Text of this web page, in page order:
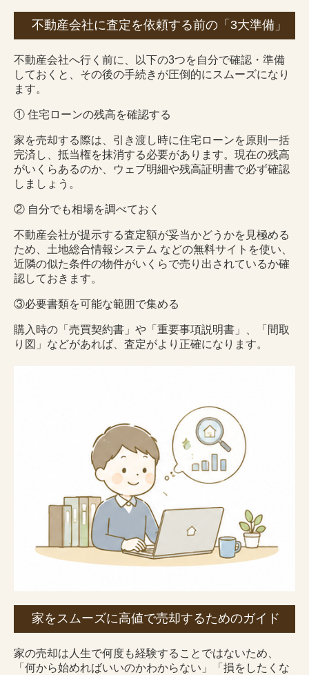
不動産会社に査定を依頼する前の「3大準備」
不動産会社へ行く前に、以下の3つを自分で確認・準備
しておくと、その後の手続きが圧倒的にスムーズになり
ます。
① 住宅ローンの残高を確認する
家を売却する際は、引き渡し時に住宅ローンを原則一括
完済し、抵当権を抹消する必要があります。現在の残高
がいくらあるのか、ウェブ明細や残高証明書で必ず確認
しましょう。
② 自分でも相場を調べておく
不動産会社が提示する査定額が妥当かどうかを見極める
ため、土地総合情報システム などの無料サイトを使い、
近隣の似た条件の物件がいくらで売り出されているか確
認しておきます。
③必要書類を可能な範囲で集める
購入時の「売買契約書」や「重要事項説明書」、「間取
り図」などがあれば、査定がより正確になります。
家をスムーズに高値で売却するためのガイド
家の売却は人生で何度も経験することではないため、
「何から始めればいいのかわからない」「損をしたくな